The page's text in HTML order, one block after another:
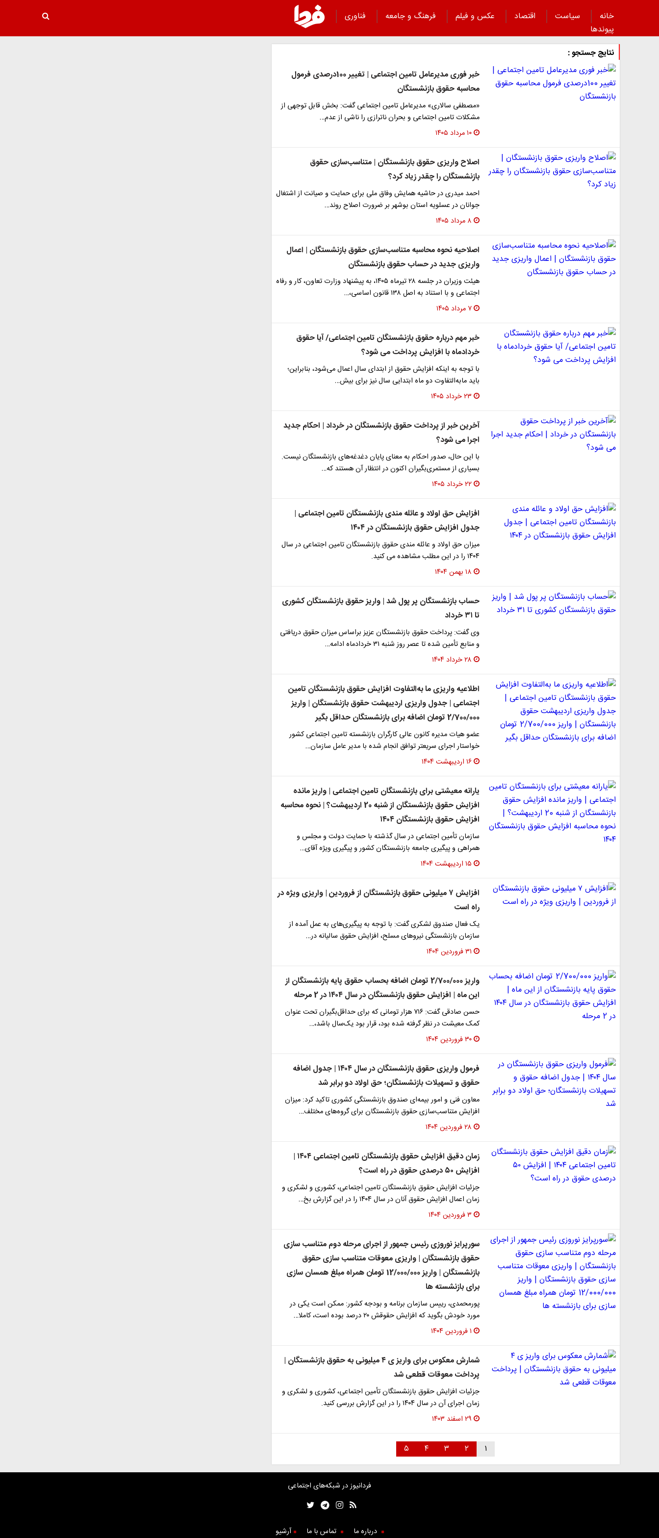
خانه سیاست اقتصاد عکس و فیلم فرهنگ و جامعه
فناوری
پیوند‌ها
نتایج جستجو :
خبر فوری مدیرعامل تامین اجتماعی | تغییر 100درصدی فرمول
محاسبه حقوق بازنشستگان
«مصطفی سالاری» مدیرعامل تامین اجتماعی گفت: بخش قابل توجهی از
مشکلات تامین اجتماعی و بحران ناترازی را ناشی از عدم…
۱۰ مرداد ۱۴۰۵
اصلاح واریزی حقوق بازنشستگان | متناسب‌سازی حقوق
بازنشستگان را چقدر زیاد کرد؟
احمد میدری در حاشیه همایش وفاق ملی برای حمایت و صیانت از اشتغال
جوانان در عسلویه استان بوشهر بر ضرورت اصلاح روند…
۸ مرداد ۱۴۰۵
اصلاحیه نحوه محاسبه متناسب‌سازی حقوق بازنشستگان | اعمال
واریزی جدید در حساب حقوق بازنشستگان
هیئت وزیران در جلسه ۲۸ تیرماه ۱۴۰۵، به پیشنهاد وزارت تعاون، کار و رفاه
اجتماعی و با استناد به اصل ۱۳۸ قانون اساسی،…
۷ مرداد ۱۴۰۵
خبر مهم درباره حقوق بازنشستگان تامین اجتماعی/ آیا حقوق
خردادماه با افزایش پرداخت می شود؟
با توجه به اینکه افزایش حقوق از ابتدای سال اعمال می‌شود، بنابراین؛
باید مابه‌التفاوت دو ماه ابتدایی سال نیز برای بیش…
۲۳ خرداد ۱۴۰۵
آخرین خبر از پرداخت‌ حقوق بازنشستگان در خرداد | احکام جدید
اجرا می شود؟
با این حال، صدور احکام به معنای پایان دغدغه‌های بازنشستگان نیست.
بسیاری از مستمری‌بگیران اکنون در انتظار آن هستند که…
۲۲ خرداد ۱۴۰۵
افزایش حق اولاد و عائله مندی بازنشستگان تامین اجتماعی |
جدول افزایش حقوق بازنشستگان در ۱۴۰۴
میزان حق اولاد و عائله مندی حقوق بازنشستگان تامین اجتماعی در سال
۱۴۰۴ را در این مطلب مشاهده می کنید.
۱۸ بهمن ۱۴۰۴
حساب بازنشستگان پر پول شد | واریز حقوق بازنشستگان کشوری
تا ۳۱ خرداد
وی گفت: پرداخت حقوق بازنشستگان عزیز براساس میزان حقوق دریافتی
و منابع تأمین شده تا عصر روز شنبه ۳۱ خردادماه ادامه…
۲۸ خرداد ۱۴۰۴
اطلاعیه واریزی ما به‌التفاوت افزایش حقوق بازنشستگان تامین
اجتماعی | جدول واریزی اردیبهشت حقوق بازنشستگان | واریز
2/700/000 تومان اضافه برای بازنشستگان حداقل بگیر
عضو هیات مدیره کانون عالی کارگران بازنشسته تامین اجتماعی کشور
خواستار اجرای سریعتر توافق انجام شده با مدیر عامل سازمان…
۱۶ اردیبهشت ۱۴۰۴
یارانه معیشتی برای بازنشستگان تامین اجتماعی | واریز مانده
افزایش حقوق بازنشستگان از شنبه 20 اردیبهشت؟ | نحوه محاسبه
افزایش حقوق بازنشستگان ۱۴۰۴
سازمان تأمین اجتماعی در سال گذشته با حمایت دولت و مجلس و
همراهی و پیگیری جامعه بازنشستگان کشور و پیگیری ویژه آقای…
۱۵ اردیبهشت ۱۴۰۴
افزایش ۷ میلیونی حقوق بازنشستگان از فروردین | واریزی ویژه در
راه است
یک فعال صندوق لشکری گفت: با توجه به پیگیری‌های به عمل آمده از
سازمان بازنشستگی نیروهای مسلح، افزایش حقوق سالیانه در…
۳۱ فروردین ۱۴۰۴
واریز 2/700/000 تومان اضافه بحساب حقوق پایه بازنشستگان از
این ماه | افزایش حقوق بازنشستگان در سال ۱۴۰۴ در 2 مرحله
حسن صادقی گفت: ۷۱۶ هزار تومانی که برای حداقل‌بگیران تحت عنوان
کمک معیشت در نظر گرفته شده بود، قرار بود یک‌سال باشد،…
۳۰ فروردین ۱۴۰۴
فرمول واریزی حقوق بازنشستگان در سال ۱۴۰۴ | جدول اضافه
حقوق و تسهیلات بازنشستگان؛ حق اولاد دو برابر شد
معاون فنی و امور بیمه‌ای صندوق بازنشستگی کشوری تاکید کرد: میزان
افزایش متناسب‌سازی حقوق بازنشستگان برای گروه‌های مختلف…
۲۸ فروردین ۱۴۰۴
زمان دقیق افزایش حقوق بازنشستگان تامین اجتماعی ۱۴۰۴ |
افزایش ۵۰ درصدی حقوق در راه است؟
جزئیات افزایش حقوق بازنشستگان تامین اجتماعی، کشوری و لشکری و
زمان اعمال افزایش حقوق آنان در سال ۱۴۰۴ را در این گزارش بخ…
۳ فروردین ۱۴۰۴
سورپرایز نوروزی رئیس جمهور از اجرای مرحله دوم متناسب سازی
حقوق بازنشستگان | واریزی معوقات متناسب سازی حقوق
بازنشستگان | واریز 12/000/000 تومان همراه مبلغ همسان سازی
برای بازنشسته ها
پورمحمدی، رییس سازمان برنامه و بودجه کشور: ممکن است یکی در
مورد خودش بگوید که افزایش حقوقش ۲۰ درصد بوده است، کاملا…
۱ فروردین ۱۴۰۴
شمارش معکوس برای واریز ی ۴ میلیونی به حقوق بازنشستگان |
پرداخت معوقات قطعی شد
جزئیات افزایش حقوق بازنشستگان تأمین اجتماعی، کشوری و لشکری و
زمان اجرای آن در سال ۱۴۰۴ را در این گزارش بررسی کنید.
۲۹ اسفند ۱۴۰۳
۱ ۲ ۳ ۴ ۵
فردانیوز در شبکه‌های اجتماعی
درباره ما تماس با ما آرشیو